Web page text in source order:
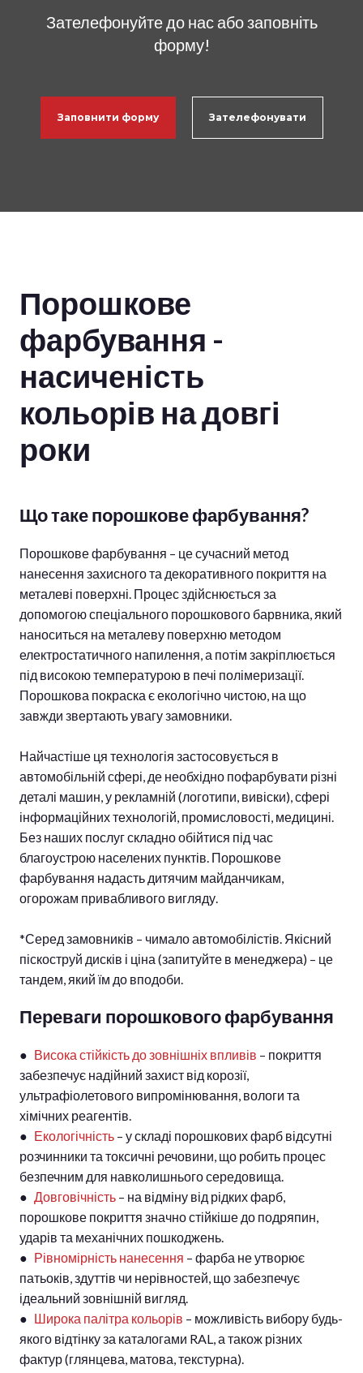
Зателефонуйте до нас або заповніть
форму!
Заповнити форму Зателефонувати
Порошкове
фарбування -
насиченість
кольорів на довгі
роки
Що таке порошкове фарбування?
Порошкове фарбування – це сучасний метод
нанесення захисного та декоративного покриття на
металеві поверхні. Процес здійснюється за
допомогою спеціального порошкового барвника, який
наноситься на металеву поверхню методом
електростатичного напилення, а потім закріплюється
під високою температурою в печі полімеризації.
Порошкова покраска є екологічно чистою, на що
завжди звертають увагу замовники.
Найчастіше ця технологія застосовується в
автомобільній сфері, де необхідно пофарбувати різні
деталі машин, у рекламній (логотипи, вивіски), сфері
інформаційних технологій, промисловості, медицині.
Без наших послуг складно обійтися під час
благоустрою населених пунктів. Порошкове
фарбування надасть дитячим майданчикам,
огорожам привабливого вигляду.
*Серед замовників – чимало автомобілістів. Якісний
піскоструй дисків і ціна (запитуйте в менеджера) – це
тандем, який їм до вподоби.
Переваги порошкового фарбування
● Висока стійкість до зовнішніх впливів – покриття
забезпечує надійний захист від корозії,
ультрафіолетового випромінювання, вологи та
хімічних реагентів.
● Екологічність – у складі порошкових фарб відсутні
розчинники та токсичні речовини, що робить процес
безпечним для навколишнього середовища.
● Довговічність – на відміну від рідких фарб,
порошкове покриття значно стійкіше до подряпин,
ударів та механічних пошкоджень.
● Рівномірність нанесення – фарба не утворює
патьоків, здуттів чи нерівностей, що забезпечує
ідеальний зовнішній вигляд.
● Широка палітра кольорів – можливість вибору будь-
якого відтінку за каталогами RAL, а також різних
фактур (глянцева, матова, текстурна).